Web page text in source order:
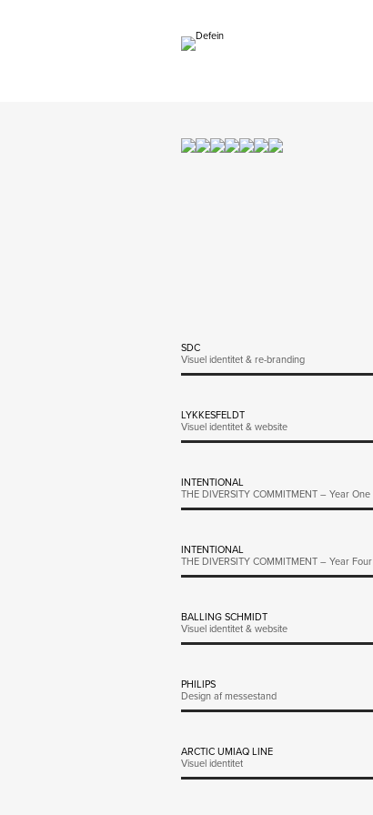
SDC
Visuel identitet & re-branding
LYKKESFELDT
Visuel identitet & website
INTENTIONAL
THE DIVERSITY COMMITMENT – Year One
INTENTIONAL
THE DIVERSITY COMMITMENT – Year Four
BALLING SCHMIDT
Visuel identitet & website
PHILIPS
Design af messestand
ARCTIC UMIAQ LINE
Visuel identitet